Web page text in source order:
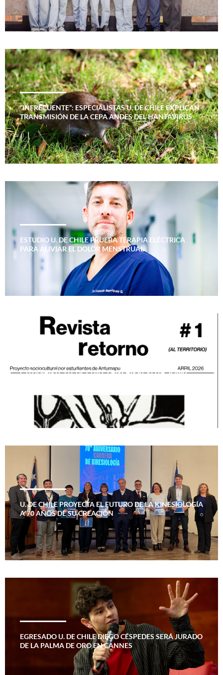
“INFRECUENTE”: ESPECIALISTAS U. DE CHILE EXPLICAN
TRANSMISIÓN DE LA CEPA ANDES DEL HANTAVIRUS
ESTUDIO U. DE CHILE PRUEBA TERAPIA ELÉCTRICA
PARA ALIVIAR EL DOLOR MENSTRUAL
ESTUDIANTES U. DE CHILE LANZAN REVISTA SOBRE
U. DE CHILE PROYECTA EL FUTURO DE LA KINESIOLOGÍA
A 70 AÑOS DE SU CREACIÓN
EGRESADO U. DE CHILE DIEGO CÉSPEDES SERÁ JURADO
DE LA PALMA DE ORO EN CANNES